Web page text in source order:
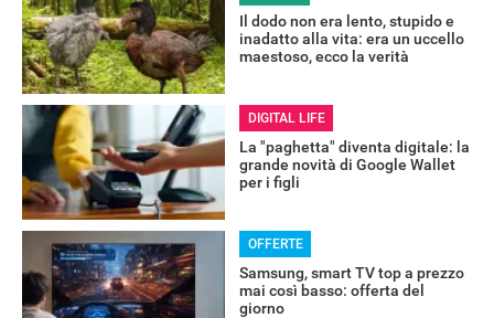
Il dodo non era lento, stupido e
inadatto alla vita: era un uccello
maestoso, ecco la verità
DIGITAL LIFE
La "paghetta" diventa digitale: la
grande novità di Google Wallet
per i figli
OFFERTE
Samsung, smart TV top a prezzo
mai così basso: offerta del
giorno